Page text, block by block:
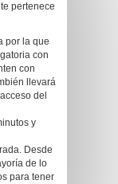
pertenece
por la que
con
con
llevará
del
y
Desde
de lo
para tener